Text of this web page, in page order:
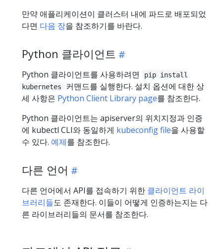
만약 애플리케이션이 클러스터 내에 파드로 배포되었
다면 다음 장을 참조하기를 바란다.
Python 클라이언트
Python 클라이언트를 사용하려면
pip install
kubernetes
커맨드를 실행한다. 설치 옵션에 대한 상
세 사항은 Python Client Library page를 참조한다.
Python 클라이언트는 apiserver의 위치지정과 인증
에 kubectl CLI와 동일하게 kubeconfig file을 사용할
수 있다. 예제를 참조한다.
다른 언어
다른 언어에서 API를 접속하기 위한 클라이언트 라이
브러리들도 존재한다. 이들이 어떻게 인증하는지는 다
른 라이브러리들의 문서를 참조한다.